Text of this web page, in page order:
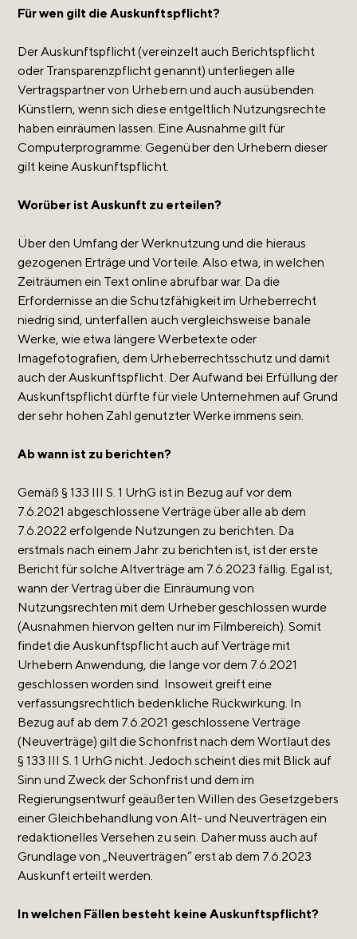
Für wen gilt die Auskunftspflicht?
Der Auskunftspflicht (vereinzelt auch Berichtspflicht
oder Transparenzpflicht genannt) unterliegen alle
Vertragspartner von Urhebern und auch ausübenden
Künstlern, wenn sich diese entgeltlich Nutzungsrechte
haben einräumen lassen. Eine Ausnahme gilt für
Computerprogramme: Gegenüber den Urhebern dieser
gilt keine Auskunftspflicht.
Worüber ist Auskunft zu erteilen?
Über den Umfang der Werknutzung und die hieraus
gezogenen Erträge und Vorteile. Also etwa, in welchen
Zeiträumen ein Text online abrufbar war. Da die
Erfordernisse an die Schutzfähigkeit im Urheberrecht
niedrig sind, unterfallen auch vergleichsweise banale
Werke, wie etwa längere Werbetexte oder
Imagefotografien, dem Urheberrechtsschutz und damit
auch der Auskunftspflicht. Der Aufwand bei Erfüllung der
Auskunftspflicht dürfte für viele Unternehmen auf Grund
der sehr hohen Zahl genutzter Werke immens sein.
Ab wann ist zu berichten?
Gemäß § 133 III S. 1 UrhG ist in Bezug auf vor dem
7.6.2021 abgeschlossene Verträge über alle ab dem
7.6.2022 erfolgende Nutzungen zu berichten. Da
erstmals nach einem Jahr zu berichten ist, ist der erste
Bericht für solche Altverträge am 7.6.2023 fällig. Egal ist,
wann der Vertrag über die Einräumung von
Nutzungsrechten mit dem Urheber geschlossen wurde
(Ausnahmen hiervon gelten nur im Filmbereich). Somit
findet die Auskunftspflicht auch auf Verträge mit
Urhebern Anwendung, die lange vor dem 7.6.2021
geschlossen worden sind. Insoweit greift eine
verfassungsrechtlich bedenkliche Rückwirkung. In
Bezug auf ab dem 7.6.2021 geschlossene Verträge
(Neuverträge) gilt die Schonfrist nach dem Wortlaut des
§ 133 III S. 1 UrhG nicht. Jedoch scheint dies mit Blick auf
Sinn und Zweck der Schonfrist und dem im
Regierungsentwurf geäußerten Willen des Gesetzgebers
einer Gleichbehandlung von Alt- und Neuverträgen ein
redaktionelles Versehen zu sein. Daher muss auch auf
Grundlage von „Neuverträgen“ erst ab dem 7.6.2023
Auskunft erteilt werden.
In welchen Fällen besteht keine Auskunftspflicht?